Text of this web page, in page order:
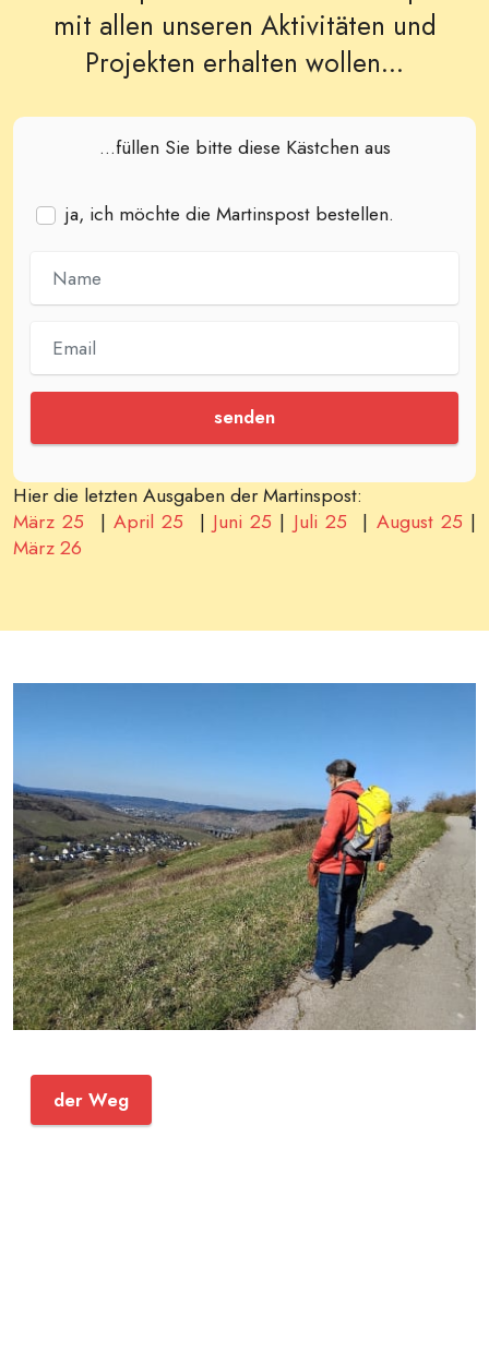
mit allen unseren Aktivitäten und
Projekten erhalten wollen...
...füllen Sie bitte diese Kästchen aus
ja, ich möchte die Martinspost bestellen.
senden
Hier die letzten Ausgaben der Martinspost:
März 25 | April 25 | Juni 25 | Juli 25 | August 25 |
März 26
der Weg